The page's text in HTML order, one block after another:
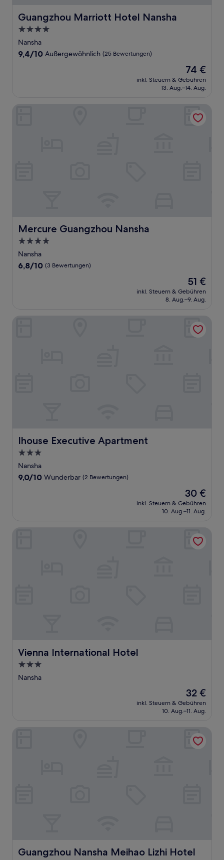
Guangzhou Marriott Hotel Nansha
Guangzhou Marriott Hotel Nansha
4.0-
Sterne-
Unterkunft
Nansha
9.4
9,4/10 Außergewöhnlich (25 Bewertungen)
Der
Preis
beträgt
74 €
inkl. Steuern & Gebühren
13. Aug.–14. Aug.
Mercure Guangzhou Nansha
Mercure Guangzhou Nansha
4.0-
Sterne-
Unterkunft
Nansha
6.8
6,8/10 (3 Bewertungen)
Der
Preis
beträgt
51 €
inkl. Steuern & Gebühren
8. Aug.–9. Aug.
Ihouse Executive Apartment
Ihouse Executive Apartment
3.0-
Sterne-
Unterkunft
Nansha
9.0
9,0/10 Wunderbar (2 Bewertungen)
Der
Preis
beträgt
30 €
inkl. Steuern & Gebühren
10. Aug.–11. Aug.
Vienna International Hotel
Vienna International Hotel
3.0-
Sterne-
Nansha
Der
Preis
beträgt
32 €
inkl. Steuern & Gebühren
10. Aug.–11. Aug.
Guangzhou Nansha Meihao Lizhi Hotel
Guangzhou Nansha Meihao Lizhi Hotel